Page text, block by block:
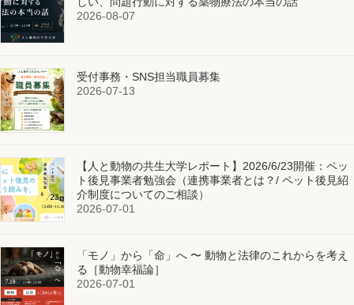
2026-08-07
受付事務・SNS担当職員募集
2026-07-13
【人と動物の共生大学レポート】2026/6/23開催：ペッ
ト後見事業者勉強会（連携事業者とは？/ ペット後見紹
介制度についてのご相談）
2026-07-01
「モノ」から「命」へ 〜 動物と法律のこれからを考え
る［動物幸福論］
2026-07-01